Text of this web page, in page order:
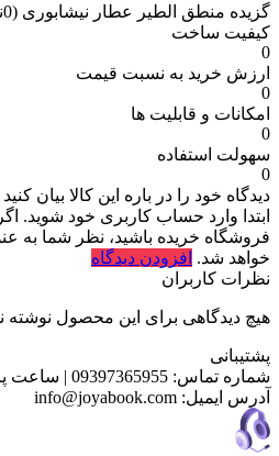
گزیده منطق الطیر عطار نیشابوری (0نفر)
کیفیت ساخت
0
ارزش خرید به نسبت قیمت
0
امکانات و قابلیت ها
0
سهولت استفاده
0
دیدگاه خود را در باره این کالا بیان کنید
ابتدا وارد حساب کاربری خود شوید.
فروشگاه خریده باشید، نظر شما به
خواهد شد. افزودن دیدگاه
نظرات کاربران
هیچ دیدگاهی برای این محصول
پشتیبانی
شماره تماس: 09397365955
| ساعت
آدرس ایمیل: info@joyabook.com